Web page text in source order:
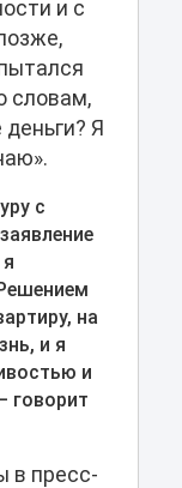
и с
словам,
деньги? Я
с
на
и я
и
говорит
в пресс-